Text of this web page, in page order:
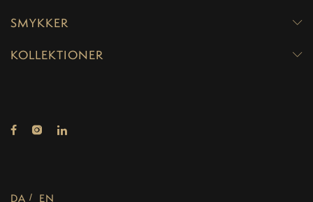
SMYKKER
KOLLEKTIONER
DA EN